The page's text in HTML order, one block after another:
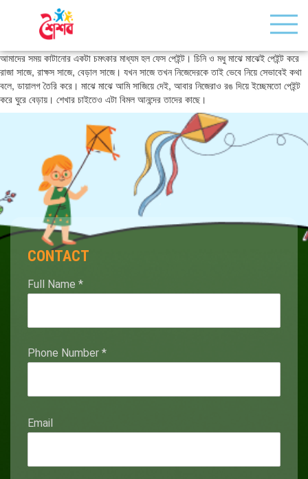
আমাদের সময় কাটানোর একটা চমৎকার মাধ্যম হল ফেস পেইন্ট। চিনি ও মধু মাঝে মাঝেই পেইন্ট করে
রাজা সাজে, রাক্ষস সাজে, বেড়াল সাজে। যখন সাজে তখন নিজেদেরকে তাই ভেবে নিয়ে সেভাবেই কথা
বলে, ডায়ালগ তৈরি করে। মাঝে মাঝে আমি সাজিয়ে দেই, আবার নিজেরাও রঙ দিয়ে ইচ্ছেমতো পেইন্ট
করে ঘুরে বেড়ায়। শেখার চাইতেও এটা বিমল আনন্দের তাদের কাছে।
CONTACT
Full Name *
Phone Number *
Email